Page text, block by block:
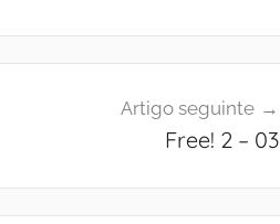
Artigo seguinte
Free! 2 – 03